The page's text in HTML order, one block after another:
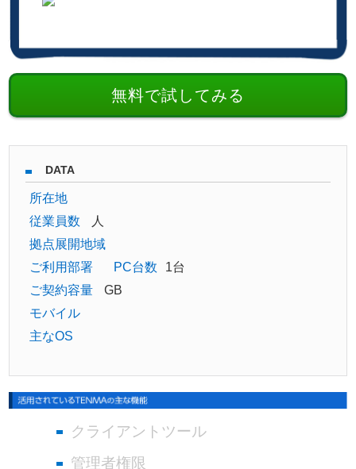
無料で試してみる
DATA
所在地
従業員数
人
拠点展開地域
ご利用部署
PC台数
1台
ご契約容量
GB
モバイル
主なOS
クライアントツール
管理者権限